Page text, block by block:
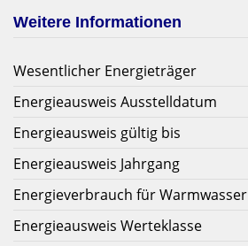
Weitere Informationen
Wesentlicher Energieträger
Energieausweis Ausstelldatum
Energieausweis gültig bis
Energieausweis Jahrgang
Energieverbrauch für Warmwasser
Energieausweis Werteklasse